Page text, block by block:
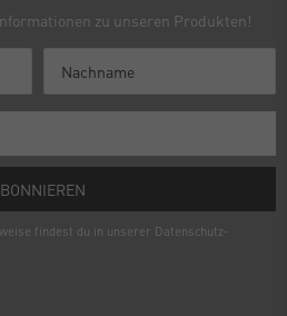
zu unseren Produkten!
findest du in unserer Daten­schutz­